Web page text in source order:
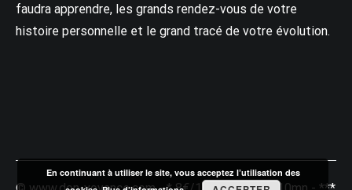
faudra apprendre, les grands rendez-vous de votre
histoire personnelle et le grand tracé de votre évolution.
En continuant à utiliser le site, vous acceptez l’utilisation des